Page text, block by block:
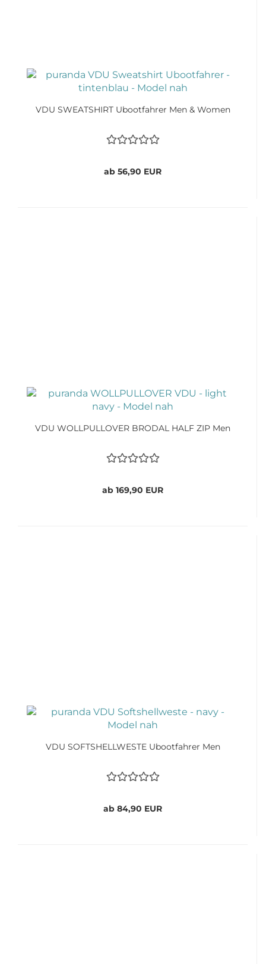
VDU SWEATSHIRT Ubootfahrer Men & Women
ab 56,90 EUR
VDU WOLLPULLOVER BRODAL HALF ZIP Men
ab 169,90 EUR
VDU SOFTSHELLWESTE Ubootfahrer Men
ab 84,90 EUR